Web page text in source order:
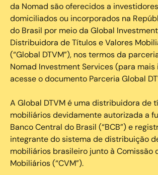
da Nomad são oferecidos a
domiciliados ou incorporados na
do Brasil por meio da Global
Distribuidora de Títulos e Valores
(“Global DTVM”), nos termos da
Nomad Investment Services (para mais
acesse o documento Parceria Global
A Global DTVM é uma distribuidora de
mobiliários devidamente autorizada a
Banco Central do Brasil (“BCB”) e
integrante do sistema de distribuição
mobiliários brasileiro junto à Comissão
Mobiliários (“CVM”).